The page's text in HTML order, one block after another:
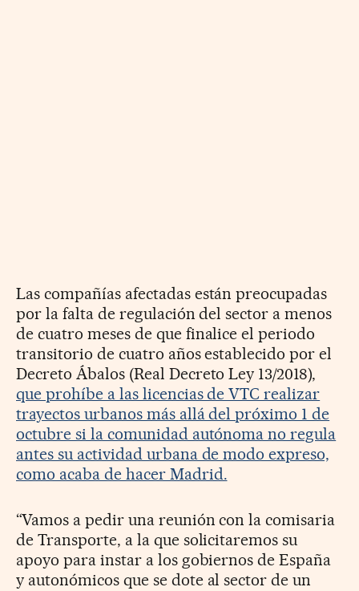
Las compañías afectadas están preocupadas
por la falta de regulación del sector a menos
de cuatro meses de que finalice el periodo
transitorio de cuatro años establecido por el
Decreto Ábalos (Real Decreto Ley 13/2018),
que prohíbe a las licencias de VTC realizar
trayectos urbanos más allá del próximo 1 de
octubre si la comunidad autónoma no regula
antes su actividad urbana de modo expreso,
como acaba de hacer Madrid.
“Vamos a pedir una reunión con la comisaria
de Transporte, a la que solicitaremos su
apoyo para instar a los gobiernos de España
y autonómicos que se dote al sector de un